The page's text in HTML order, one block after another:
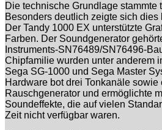
Die technische Grundlage stammte
Besonders deutlich zeigte sich dies
Der Tandy 1000 EX unterstützte
Farben. Der Soundgenerator
Instruments-SN76489/SN76496-
Chipfamilie wurden unter anderem
Sega SG-1000 und Sega Master
Hardware bot drei Tonkanäle sowie
Rauschgenerator und ermöglichte
Soundeffekte, die auf vielen
Zeit nicht verfügbar waren.